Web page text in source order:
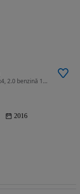
1998 cm3 • 150 CP • Mazda CX-3 Revolution 4x4, 2.0 benzină 150 CP, unic proprietar
2016